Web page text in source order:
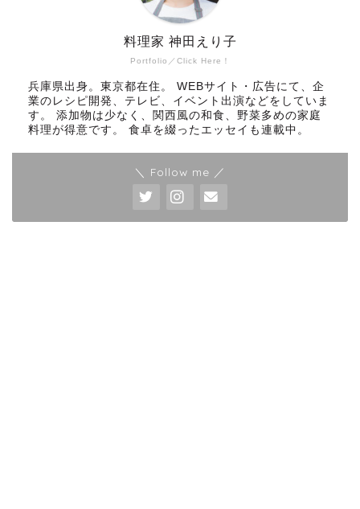
Portfolio／Click Here！
料理家 神田えり子
兵庫県出身。東京都在住。 WEBサイト・広告にて、企
業のレシピ開発、テレビ、イベント出演などをしていま
す。 添加物は少なく、関西風の和食、野菜多めの家庭
料理が得意です。 食卓を綴ったエッセイも連載中。
＼ Follow me ／